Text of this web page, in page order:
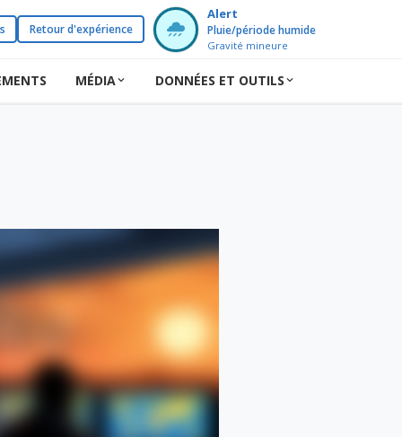
Retour d'expérience
Alert
Pluie/période humide
Gravité mineure
MÉDIA DONNÉES ET OUTILS